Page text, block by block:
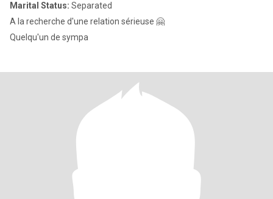
Marital Status: Separated
A la recherche d'une relation sérieuse 🤗
Quelqu'un de sympa